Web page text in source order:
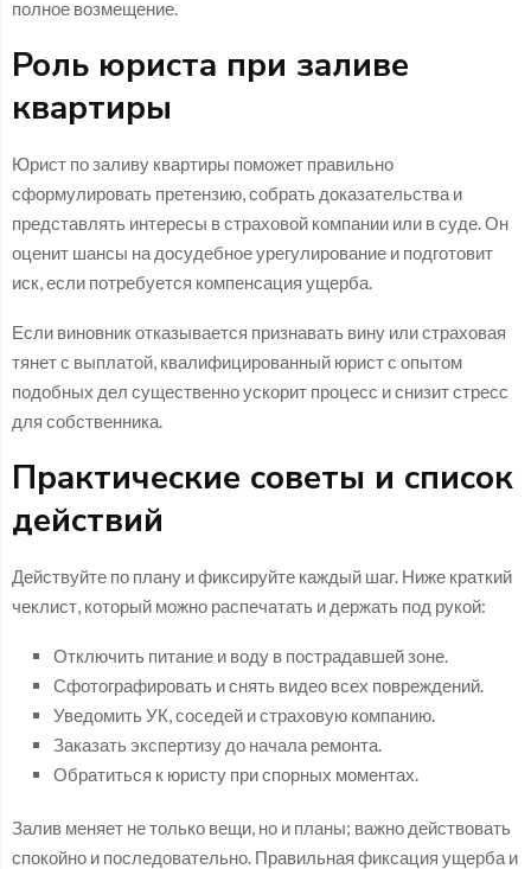
полное возмещение.
Роль юриста при заливе
квартиры
Юрист по заливу квартиры поможет правильно
сформулировать претензию, собрать доказательства и
представлять интересы в страховой компании или в суде. Он
оценит шансы на досудебное урегулирование и подготовит
иск, если потребуется компенсация ущерба.
Если виновник отказывается признавать вину или страховая
тянет с выплатой, квалифицированный юрист с опытом
подобных дел существенно ускорит процесс и снизит стресс
для собственника.
Практические советы и список
действий
Действуйте по плану и фиксируйте каждый шаг. Ниже краткий
чеклист, который можно распечатать и держать под рукой:
Отключить питание и воду в пострадавшей зоне.
Сфотографировать и снять видео всех повреждений.
Уведомить УК, соседей и страховую компанию.
Заказать экспертизу до начала ремонта.
Обратиться к юристу при спорных моментах.
Залив меняет не только вещи, но и планы; важно действовать
спокойно и последовательно. Правильная фиксация ущерба и